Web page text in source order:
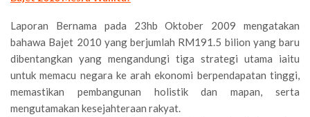
Laporan Bernama pada 23hb Oktober 2009 mengatakan
bahawa Bajet 2010 yang berjumlah RM191.5 bilion yang baru
dibentangkan yang mengandungi tiga strategi utama iaitu
untuk memacu negara ke arah ekonomi berpendapatan tinggi,
memastikan pembangunan holistik dan mapan, serta
mengutamakan kesejahteraan rakyat.